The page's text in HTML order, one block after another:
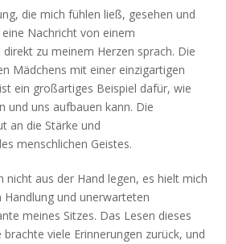
die mich fühlen ließ, gesehen und
Nachricht von einem
zu meinem Herzen sprach. Die
Mädchens mit einer einzigartigen
ein großartiges Beispiel dafür, wie
und uns aufbauen kann. Die
an die Stärke und
menschlichen Geistes.
nicht aus der Hand legen, es hielt mich
und unerwarteten
meines Sitzes. Das Lesen dieses
viele Erinnerungen zurück, und